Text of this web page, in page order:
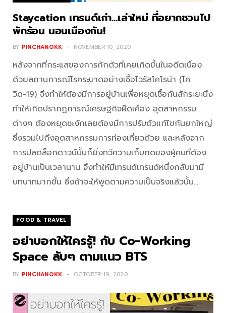
Staycation เทรนด์เก่า…เล่าใหม่ ที่อยากชวนไป
พักร้อน นอนเมืองกัน!
BY PINCHANOKK NOVEMBER 10, 2020
หลังจากที่กระแสของการกักตัวที่เคยเกิดขึ้นในอดีตเนื่อง
ด้วยสถานการณ์โรคระบาดอย่างเชื้อไวรัสโคโรน่า (โค
วิด-19) จึงทำให้ต้องมีการอยู่บ้านเพื่อหยุดเชื้อกันสักระยะนึง
ทำให้เกิดปรากฏการณ์เศรษฐกิจฝืดเคือง อุตสาหกรรม
ต่างๆ ต้องหยุดชะงักเลยต้องมีการปรับตัวแก้ไขกันยกใหญ่
ซึ่งรวมไปถึงอุตสาหกรรมการท่องเที่ยวด้วย และหลังจาก
การปลดล็อกดาวน์นั้นก็ยิ่งทวีความเก็บกดของผู้คนที่ต้อง
อยู่บ้านเป็นเวลานาน จึงทำให้มีเทรนด์เทรนด์หนึ่งกลับมามี
บทบาทมากขึ้น ซึ่งถ้าจะให้พูดตามความเป็นจริงแล้วนั้น…
FOOD & TRAVEL
อย่าบอกให้ใครรู้! กับ Co-Working
Space ลับๆ ตามแนว BTS
BY PINCHANOKK OCTOBER 19, 2020